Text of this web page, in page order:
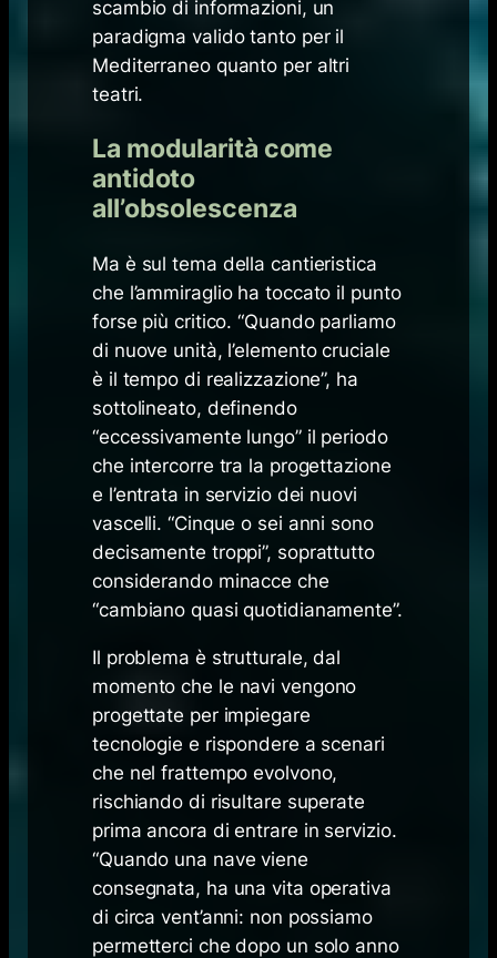
scambio di informazioni, un
paradigma valido tanto per il
Mediterraneo quanto per altri
teatri.
La modularità come
antidoto
all’obsolescenza
Ma è sul tema della cantieristica
che l’ammiraglio ha toccato il punto
forse più critico. “Quando parliamo
di nuove unità, l’elemento cruciale
è il tempo di realizzazione”, ha
sottolineato, definendo
“eccessivamente lungo” il periodo
che intercorre tra la progettazione
e l’entrata in servizio dei nuovi
vascelli. “Cinque o sei anni sono
decisamente troppi”, soprattutto
considerando minacce che
“cambiano quasi quotidianamente”.
Il problema è strutturale, dal
momento che le navi vengono
progettate per impiegare
tecnologie e rispondere a scenari
che nel frattempo evolvono,
rischiando di risultare superate
prima ancora di entrare in servizio.
“Quando una nave viene
consegnata, ha una vita operativa
di circa vent’anni: non possiamo
permetterci che dopo un solo anno